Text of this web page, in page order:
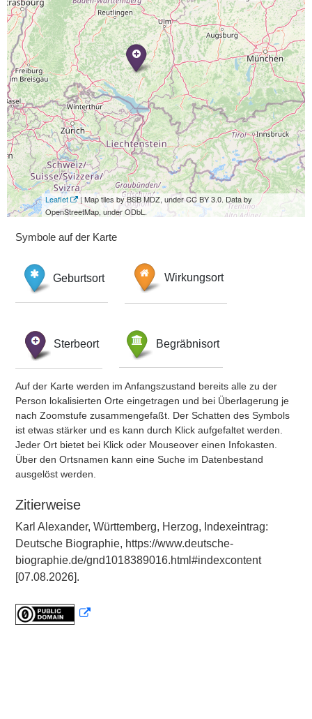
Leaflet
| Map tiles by BSB MDZ, under CC BY 3.0. Data by
OpenStreetMap, under ODbL.
Symbole auf der Karte
Geburtsort Wirkungsort
Sterbeort Begräbnisort
Auf der Karte werden im Anfangszustand bereits alle zu der
Person lokalisierten Orte eingetragen und bei Überlagerung je
nach Zoomstufe zusammengefaßt. Der Schatten des Symbols
ist etwas stärker und es kann durch Klick aufgefaltet werden.
Jeder Ort bietet bei Klick oder Mouseover einen Infokasten.
Über den Ortsnamen kann eine Suche im Datenbestand
ausgelöst werden.
Zitierweise
Karl Alexander, Württemberg, Herzog, Indexeintrag:
Deutsche Biographie, https://www.deutsche-
biographie.de/gnd1018389016.html#indexcontent
[07.08.2026].